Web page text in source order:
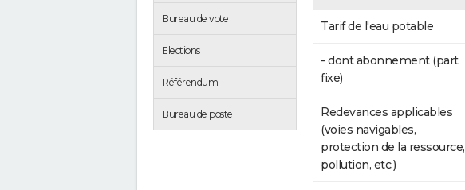
Bureau de vote
Elections
Référendum
Bureau de poste
Tarif de l'eau potable
- dont abonnement (part
fixe)
Redevances applicables
(voies navigables,
protection de la ressource,
pollution, etc.)